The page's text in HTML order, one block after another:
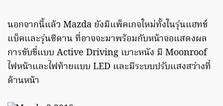
นอกจากนี้แล้ว Mazda ยังมีแพ็คเกจใหม่ทั้งในรุ่นแฮทช์
แบ็คและรุ่นซีดาน ที่อาจจะมาพร้อมกับหน้าจอแสดงผล
การขับขี่แบบ Active Driving เบาะหนัง มี Moonroof
ไฟหน้าและไฟท้ายแบบ LED และมีระบบปรับแสงสว่างที่
ด้านหน้า